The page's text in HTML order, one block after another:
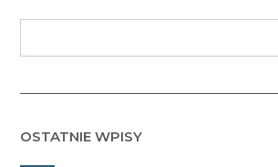
OSTATNIE WPISY